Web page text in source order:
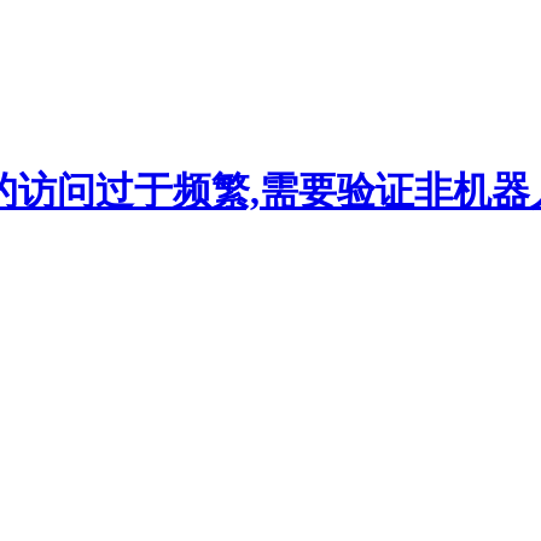
访问过于频繁,需要验证非机器